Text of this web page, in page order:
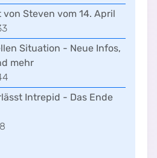
Steven vom 14. April
Situation - Neue Infos,
mehr
Intrepid - Das Ende